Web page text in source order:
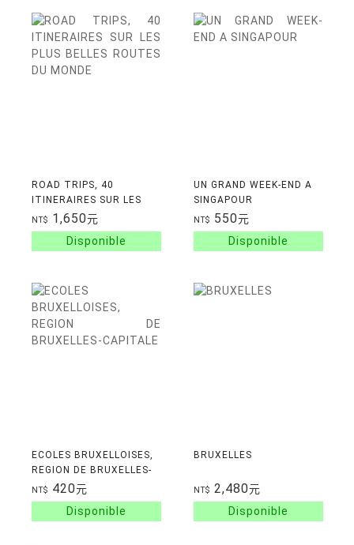
ROAD TRIPS, 40
ITINERAIRES SUR LES
PLUS BELLES ROUTES DU
MONDE
NT$ 1,650元
UN GRAND WEEK-END A
SINGAPOUR
NT$ 550元
ECOLES BRUXELLOISES,
REGION DE BRUXELLES-
CAPITALE
NT$ 420元
BRUXELLES
NT$ 2,480元